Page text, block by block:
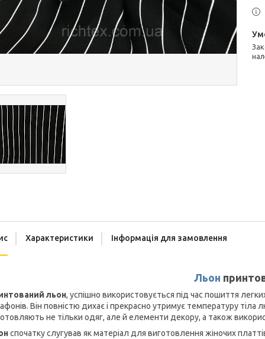
Законом не передбачено повернення та обмін даного товару
Характеристики Інформація для замовлення
Льон
льон, успішно використовується під час пошиття
Він повністю дихає і прекрасно утримує температуру
не тільки одяг, але й елементи декору, а також
спочатку слугував як матеріал для виготовлення жіночих